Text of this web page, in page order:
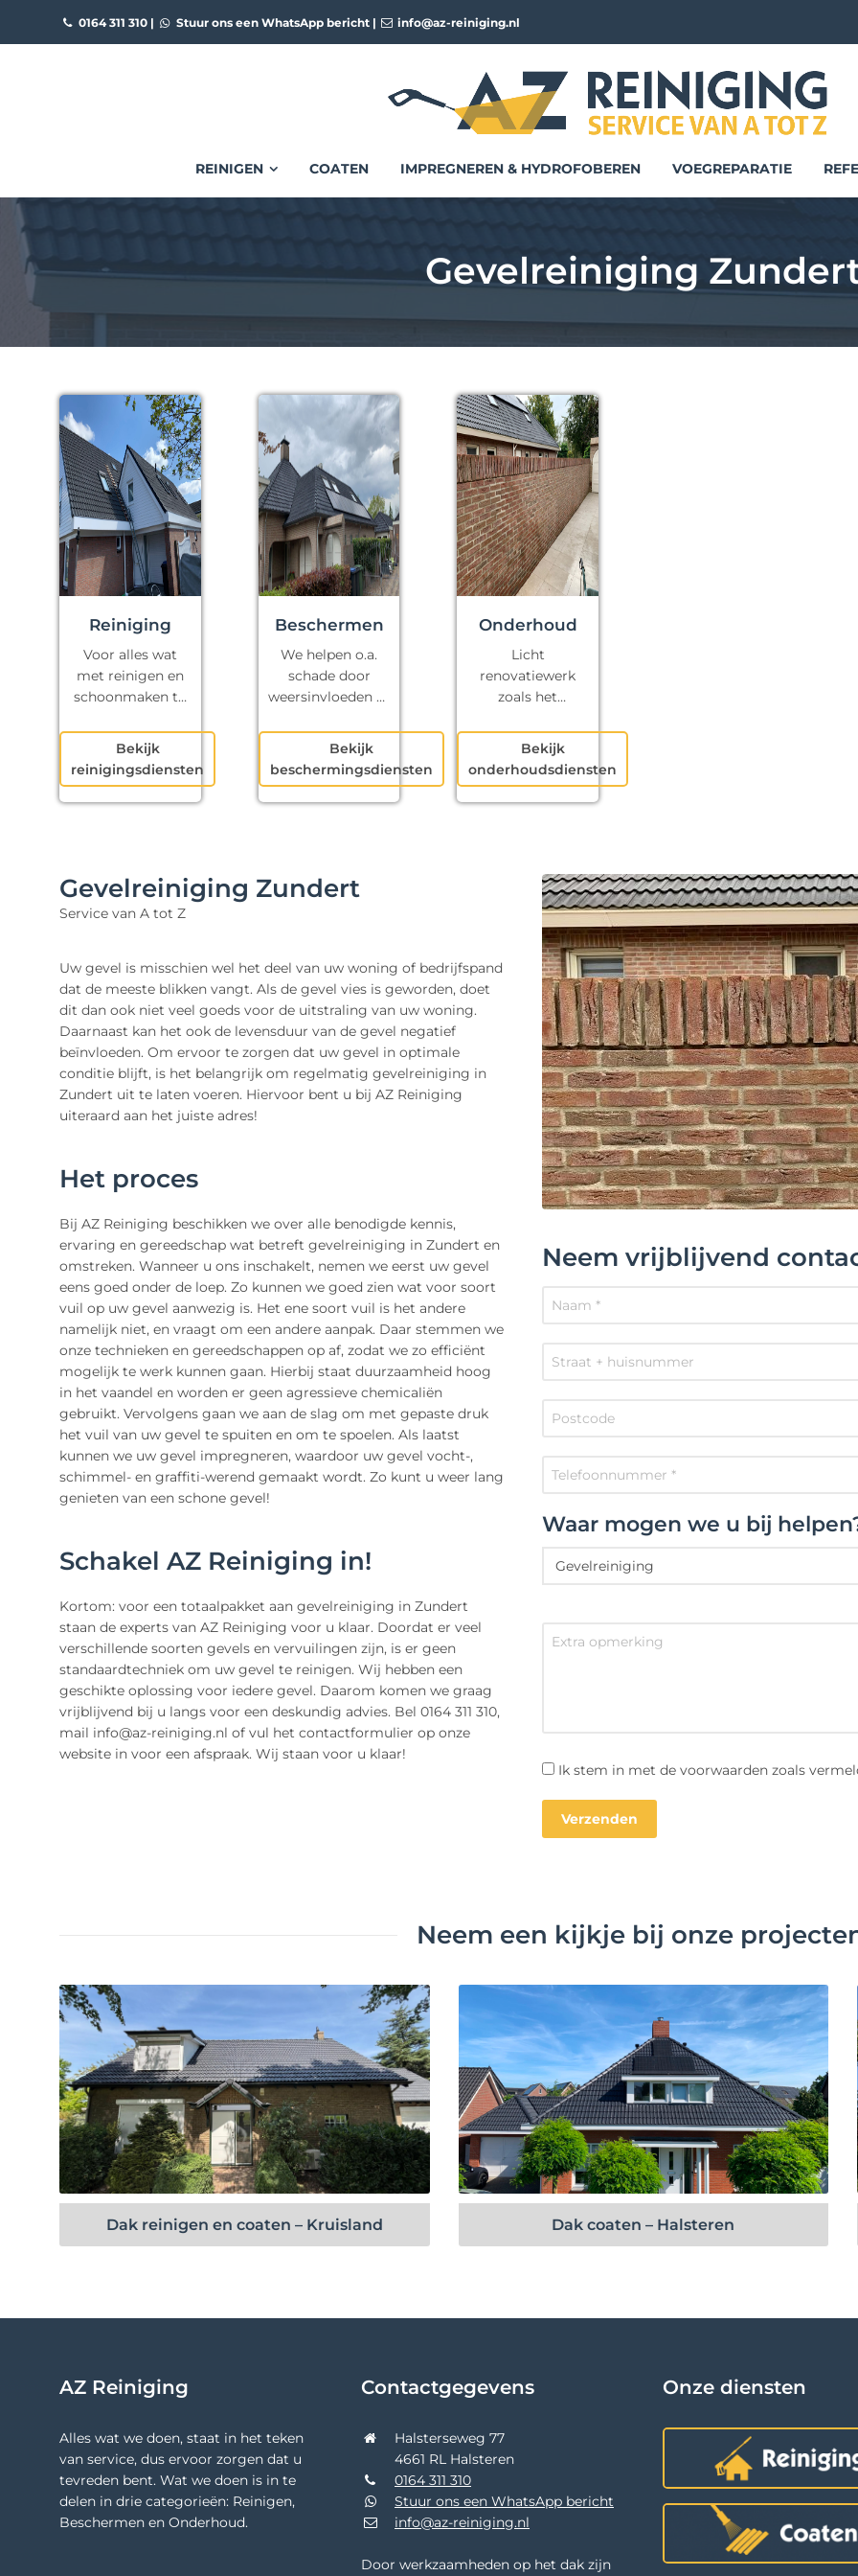
0164 311 310| Stuur ons een WhatsApp bericht| info@az-reiniging.nl
REINIGEN COATEN IMPREGNEREN & HYDROFOBEREN VOEGREPARATIE
Gevelreiniging
Reiniging
Voor alles wat
met reinigen en
schoonmaken te
Bekijk
reinigingsdiensten
Beschermen
We helpen o.a.
schade door
weersinvloeden te
Bekijk
beschermingsdiensten
Onderhoud
Licht
renovatiewerk
zoals het
kapotte voegen
en klein
schilderwerk.
Bekijk
onderhoudsdiensten
Gevelreiniging Zundert
Service van A tot Z
Uw gevel is misschien wel het deel van uw woning of bedrijfspand
dat de meeste blikken vangt. Als de gevel vies is geworden, doet
dit dan ook niet veel goeds voor de uitstraling van uw woning.
Daarnaast kan het ook de levensduur van de gevel negatief
beïnvloeden. Om ervoor te zorgen dat uw gevel in optimale
conditie blijft, is het belangrijk om regelmatig gevelreiniging in
Zundert uit te laten voeren. Hiervoor bent u bij AZ Reiniging
uiteraard aan het juiste adres!
Het proces
Bij AZ Reiniging beschikken we over alle benodigde kennis,
ervaring en gereedschap wat betreft gevelreiniging in Zundert en
omstreken. Wanneer u ons inschakelt, nemen we eerst uw gevel
eens goed onder de loep. Zo kunnen we goed zien wat voor soort
vuil op uw gevel aanwezig is. Het ene soort vuil is het andere
namelijk niet, en vraagt om een andere aanpak. Daar stemmen we
onze technieken en gereedschappen op af, zodat we zo efficiënt
mogelijk te werk kunnen gaan. Hierbij staat duurzaamheid hoog
in het vaandel en worden er geen agressieve chemicaliën
gebruikt. Vervolgens gaan we aan de slag om met gepaste druk
het vuil van uw gevel te spuiten en om te spoelen. Als laatst
kunnen we uw gevel impregneren, waardoor uw gevel vocht-,
schimmel- en graffiti-werend gemaakt wordt. Zo kunt u weer lang
genieten van een schone gevel!
Schakel AZ Reiniging in!
Kortom: voor een totaalpakket aan gevelreiniging in Zundert
staan de experts van AZ Reiniging voor u klaar. Doordat er veel
verschillende soorten gevels en vervuilingen zijn, is er geen
standaardtechniek om uw gevel te reinigen. Wij hebben een
geschikte oplossing voor iedere gevel. Daarom komen we graag
vrijblijvend bij u langs voor een deskundig advies. Bel 0164 311 310,
mail info@az-reiniging.nl of vul het contactformulier op onze
website in voor een afspraak. Wij staan voor u klaar!
Neem vrijblijvend
Waar mogen we u bij
Ik stem in met de voorwaarden zoals
Neem een kijkje bij onze
Bekijk project
Dak reinigen en coaten – Kruisland
Bekijk project
Dak coaten – Halsteren
AZ Reiniging
Alles wat we doen, staat in het teken
van service, dus ervoor zorgen dat u
tevreden bent. Wat we doen is in te
delen in drie categorieën: Reinigen,
Beschermen en Onderhoud.
Contactgegevens
Halsterseweg 77
4661 RL Halsteren
0164 311 310
Stuur ons een WhatsApp bericht
info@az-reiniging.nl
Door werkzaamheden op het dak zijn
Onze diensten